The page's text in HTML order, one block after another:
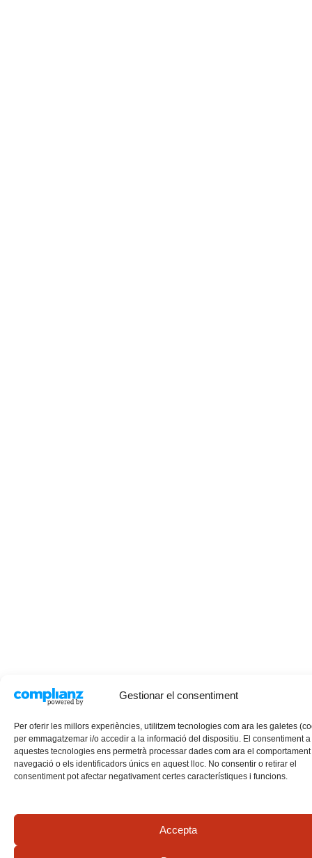
Gestionar el consentiment
Per oferir les millors experiències, utilitzem tecnologies com ara les galetes
per emmagatzemar i/o accedir a la informació del dispositiu. El consentiment a
aquestes tecnologies ens permetrà processar dades com ara el
navegació o els identificadors únics en aquest lloc. No consentir o retirar el
consentiment pot afectar negativament certes característiques i funcions.
Accepta